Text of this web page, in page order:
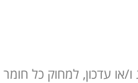
או עדכון, למחוק כל